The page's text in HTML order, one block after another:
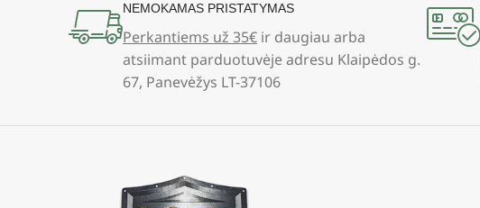
NEMOKAMAS PRISTATYMAS
Perkantiems už 35€ir daugiau arba
atsiimant parduotuvėje adresu Klaipėdos g.
67, Panevėžys LT-37106